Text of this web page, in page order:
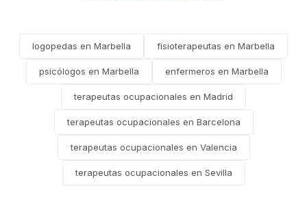
logopedas en Marbella fisioterapeutas en Marbella
psicólogos en Marbella enfermeros en Marbella
terapeutas ocupacionales en Madrid
terapeutas ocupacionales en Barcelona
terapeutas ocupacionales en Valencia
terapeutas ocupacionales en Sevilla